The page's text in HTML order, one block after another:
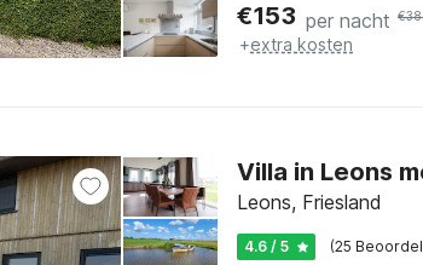
€153 per nacht €
+extra kosten
Villa in Leons
Leons, Friesland
4.6 / 5 (25